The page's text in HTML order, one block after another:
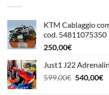
KTM Cablaggio
cod. 54811075350
250,00€
Just1 J22
599,00€ Il
540,00€Il